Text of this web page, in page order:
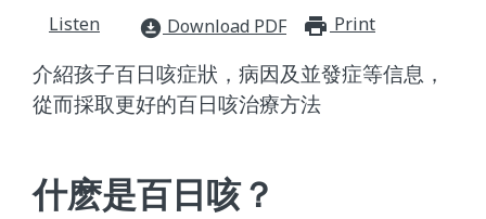
Listen
download_for_offline Download PDF Print
介紹孩子百日咳症狀，病因及並發症等信息，
從而採取更好的百日咳治療方法
什麽是百日咳？